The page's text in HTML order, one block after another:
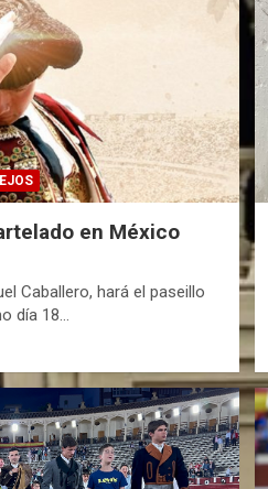
en México
Caballero, hará el paseillo
día 18…